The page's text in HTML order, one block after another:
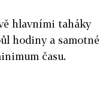
hlavními taháky
hodiny a samotné
času.